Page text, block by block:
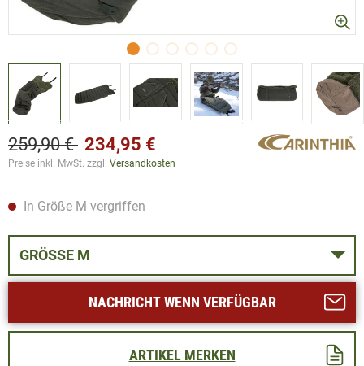
259,90 € 234,95 €
Preise inkl. MwSt. zzgl. Versandkosten
In Größe M vergriffen
GRÖSSE M
NACHRICHT WENN VERFÜGBAR
ARTIKEL MERKEN